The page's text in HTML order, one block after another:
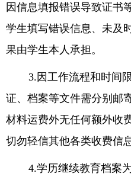
因信息填报错误导致证书
学生填写错误信息、未及
果由学生本人承担。
3. 因工作流程和时间
证、档案等文件需分别邮
材料运费外无任何额外收
切勿轻信其他各类收费信
4.学历继续教育档案